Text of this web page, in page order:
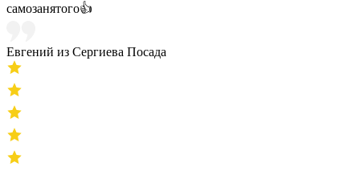
самозанятого👍
Евгений из Сергиева Посада